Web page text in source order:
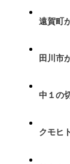
遠賀町
田川市
中１の
クモヒ